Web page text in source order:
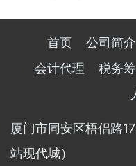
首页 公司简介
会计代理
税务
厦门市同安区梧侣路
站现代城）